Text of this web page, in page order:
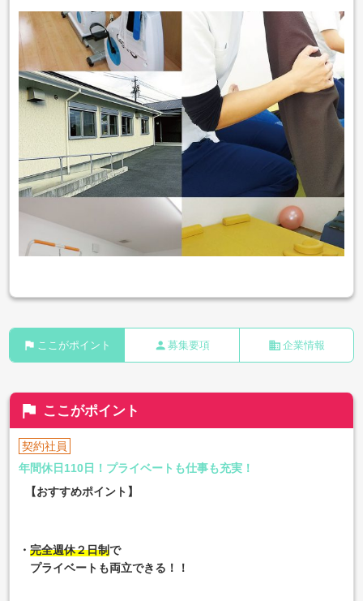
flag ここがポイント person 募集要項 business 企業情報
flag ここがポイント
契約社員
年間休日110日！プライベートも仕事も充実！
【おすすめポイント】
・完全週休２日制で
プライベートも両立できる！！